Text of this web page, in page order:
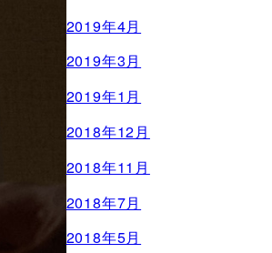
2019年4月
2019年3月
2019年1月
2018年12月
2018年11月
2018年7月
2018年5月